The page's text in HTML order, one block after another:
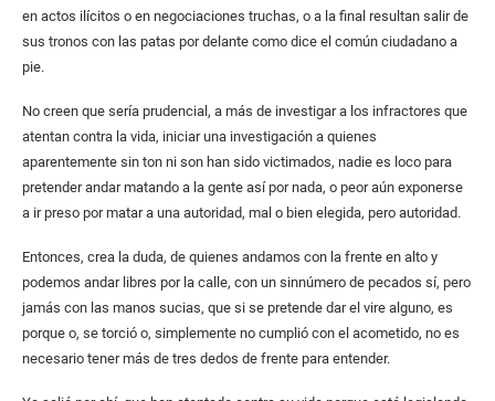
en actos ilícitos o en negociaciones truchas, o a la final resultan salir de
sus tronos con las patas por delante como dice el común ciudadano a
pie.
No creen que sería prudencial, a más de investigar a los infractores que
atentan contra la vida, iniciar una investigación a quienes
aparentemente sin ton ni son han sido victimados, nadie es loco para
pretender andar matando a la gente así por nada, o peor aún exponerse
a ir preso por matar a una autoridad, mal o bien elegida, pero autoridad.
Entonces, crea la duda, de quienes andamos con la frente en alto y
podemos andar libres por la calle, con un sinnúmero de pecados sí, pero
jamás con las manos sucias, que si se pretende dar el vire alguno, es
porque o, se torció o, simplemente no cumplió con el acometido, no es
necesario tener más de tres dedos de frente para entender.